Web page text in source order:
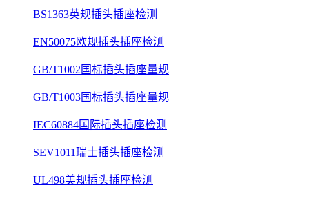
BS1363英规插头插座检测
EN50075欧规插头插座检测
GB/T1002国标插头插座量规
GB/T1003国标插头插座量规
IEC60884国际插头插座检测
SEV1011瑞士插头插座检测
UL498美规插头插座检测